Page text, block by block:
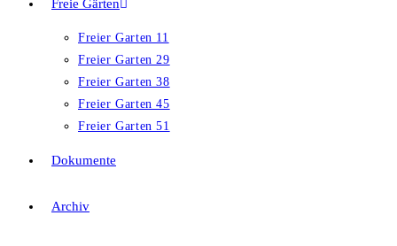
Freie Gärten
Freier Garten 11
Freier Garten 29
Freier Garten 38
Freier Garten 45
Freier Garten 51
Dokumente
Archiv